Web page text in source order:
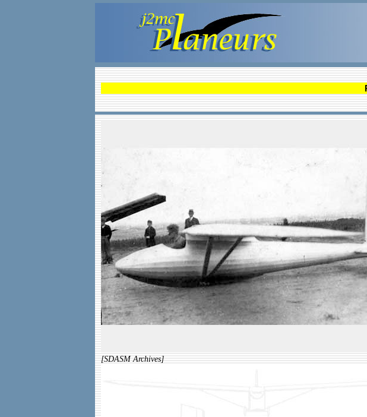
[SDASM Archives]